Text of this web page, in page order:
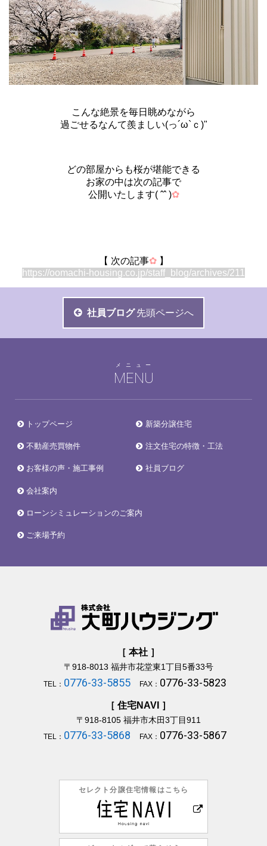
こんな絶景を毎日眺めながら
過ごせるなんて羨ましい(っ´ω`ｃ)"
どの部屋からも桜が堪能できる
お家の中は次の記事で
公開いたします( ˆˆ )✿
【 次の記事✿ 】
https://oomachi-housing.co.jp/staff_blog/archives/211
社員ブログ 先頭ページへ
MENU
メニュー
トップページ 新築分譲住宅
不動産売買物件 注文住宅の特徴・工法
お客様の声・施工事例 社員ブログ
会社案内
ローンシミュレーションのご案内
ご来場予約
［ 本社 ］
〒918-8013 福井市花堂東1丁目5番33号
TEL： 0776-33-5855 FAX： 0776-33-5823
［ 住宅NAVI ］
〒918-8105福井市木田3丁目911
TEL： 0776-33-5868 FAX： 0776-33-5867
セレクト分譲住宅情報はこちら